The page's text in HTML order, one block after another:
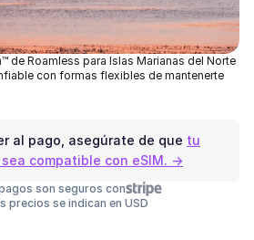
de Roamless para Islas Marianas del Norte
con formas flexibles de mantenerte
al pago, asegúrate de que tu
compatible con eSIM. →
son seguros con
precios se indican en USD